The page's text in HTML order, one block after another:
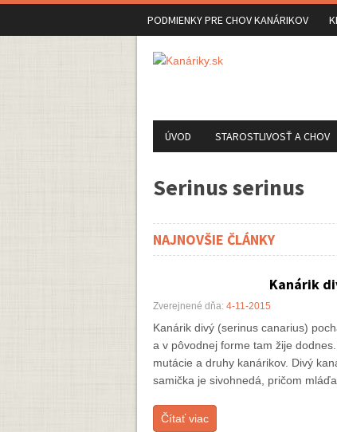
PODMIENKY PRE CHOV KANÁRIKOV
ÚVOD STAROSTLIVOSŤ A CHOV
Serinus serinus
NAJNOVŠIE ČLÁNKY
Kanárik
Zverejnené dňa: 4-11-2015
Kanárik divý (serinus canarius)
a v pôvodnej forme tam žije
mutácie a druhy kanárikov. Divý
samička je sivohnedá, pričom
Čítať viac